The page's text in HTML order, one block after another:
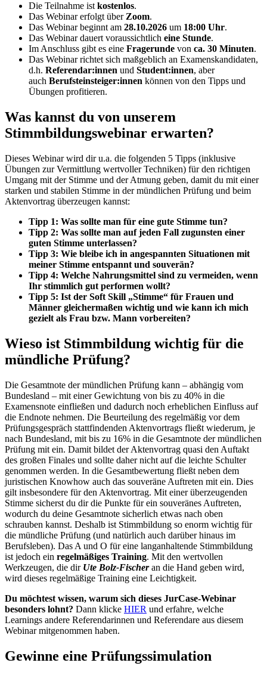
Die Teilnahme ist kostenlos.
Das Webinar erfolgt über Zoom.
Das Webinar beginnt am 28.10.2026 um 18:00 Uhr.
Das Webinar dauert voraussichtlich eine Stunde.
Im Anschluss gibt es eine Fragerunde von ca. 30 Minuten.
Das Webinar richtet sich maßgeblich an Examenskandidaten,
d.h. Referendar:innen und Student:innen, aber
auch Berufsteinsteiger:innen können von den Tipps und
Übungen profitieren.
Was kannst du von unserem
Stimmbildungswebinar erwarten?
Dieses Webinar wird dir u.a. die folgenden 5 Tipps (inklusive
Übungen zur Vermittlung wertvoller Techniken) für den richtigen
Umgang mit der Stimme und der Atmung geben, damit du mit einer
starken und stabilen Stimme in der mündlichen Prüfung und beim
Aktenvortrag überzeugen kannst:
Tipp 1: Was sollte man für eine gute Stimme tun?
Tipp 2: Was sollte man auf jeden Fall zugunsten einer
guten Stimme unterlassen?
Tipp 3: Wie bleibe ich in angespannten Situationen mit
meiner Stimme entspannt und souverän?
Tipp 4: Welche Nahrungsmittel sind zu vermeiden, wenn
Ihr stimmlich gut performen wollt?
Tipp 5: Ist der Soft Skill „Stimme“ für Frauen und
Männer gleichermaßen wichtig und wie kann ich mich
gezielt als Frau bzw. Mann vorbereiten?
Wieso ist Stimmbildung wichtig für die
mündliche Prüfung?
Die Gesamtnote der mündlichen Prüfung kann – abhängig vom
Bundesland – mit einer Gewichtung von bis zu 40% in die
Examensnote einfließen und dadurch noch erheblichen Einfluss auf
die Endnote nehmen. Die Beurteilung des regelmäßig vor dem
Prüfungsgespräch stattfindenden Aktenvortrags fließt wiederum, je
nach Bundesland, mit bis zu 16% in die Gesamtnote der mündlichen
Prüfung mit ein. Damit bildet der Aktenvortrag quasi den Auftakt
des großen Finales und sollte daher nicht auf die leichte Schulter
genommen werden. In die Gesamtbewertung fließt neben dem
juristischen Knowhow auch das souveräne Auftreten mit ein. Dies
gilt insbesondere für den Aktenvortrag. Mit einer überzeugenden
Stimme sicherst du dir die Punkte für ein souveränes Auftreten,
wodurch du deine Gesamtnote sicherlich etwas nach oben
schrauben kannst. Deshalb ist Stimmbildung so enorm wichtig für
die mündliche Prüfung (und natürlich auch darüber hinaus im
Berufsleben). Das A und O für eine langanhaltende Stimmbildung
ist jedoch ein regelmäßiges Training. Mit den wertvollen
Werkzeugen, die dir Ute Bolz-Fischeran die Hand geben wird,
wird dieses regelmäßige Training eine Leichtigkeit.
Du möchtest wissen, warum sich dieses JurCase-Webinar
besonders lohnt? Dann klicke HIER und erfahre, welche
Learnings andere Referendarinnen und Referendare aus diesem
Webinar mitgenommen haben.
Gewinne eine Prüfungssimulation